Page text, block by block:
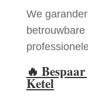
We
🔥
Ketel